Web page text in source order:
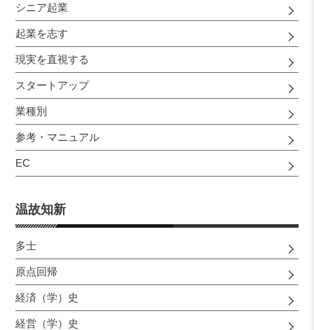
シニア起業
起業を志す
現実を直視する
スタートアップ
業種別
参考・マニュアル
EC
温故知新
多士
原点回帰
経済（学）史
経営（学）史